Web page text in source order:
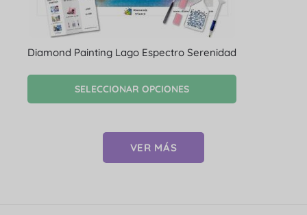
Diamond Painting Lago Espectro Serenidad
SELECCIONAR OPCIONES
VER MÁS